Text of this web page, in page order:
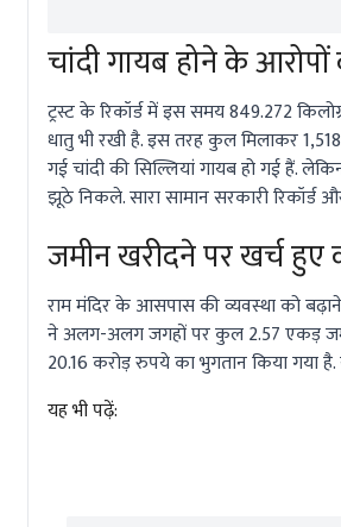
चांदी गायब होने के
ट्रस्ट के रिकॉर्ड में इस समय 849.272
धातु भी रखी है. इस तरह कुल मिलाकर
गई चांदी की सिल्लियां गायब हो गई हैं.
झूठे निकले. सारा सामान सरकारी रिकॉर्ड
जमीन खरीदने पर खर्च हुए
राम मंदिर के आसपास की व्यवस्था को बढ़ाने
ने अलग-अलग जगहों पर कुल 2.57 एकड़
20.16 करोड़ रुपये का भुगतान किया गया है.
यह भी पढ़ें: